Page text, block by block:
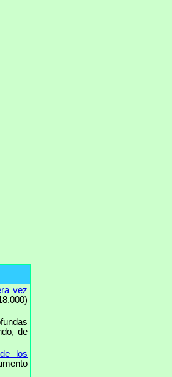
vez
de
los